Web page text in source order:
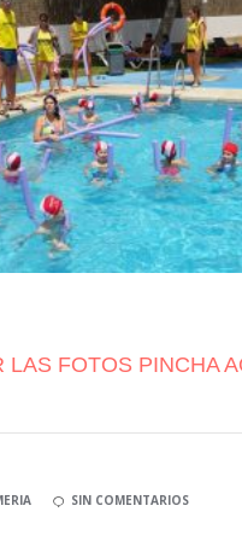
LAS FOTOS PINCHA
SIN COMENTARIOS